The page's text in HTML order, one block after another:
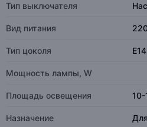
Тип выключателя
Вид питания
Тип цоколя E14
Мощность лампы, W
Площадь освещения 10-
Назначение